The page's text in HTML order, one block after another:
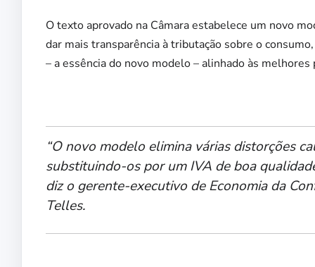
O texto aprovado na Câmara estabelece um novo
dar mais transparência à tributação sobre o
– a essência do novo modelo – alinhado às
“O novo modelo elimina várias distorções
substituindo-os por um IVA de boa
diz o gerente-executivo de Economia da
Telles.